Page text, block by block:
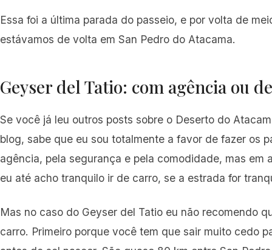
Essa foi a última parada do passeio, e por volta de
estávamos de volta em San Pedro do Atacama.
Geyser del Tatio: com agência ou
Se você já leu outros posts sobre o Deserto do
blog, sabe que eu sou totalmente a favor de fazer os
agência, pela segurança e pela comodidade, mas em
eu até acho tranquilo ir de carro, se a estrada for
Mas no caso do Geyser del Tatio eu não recomendo
carro. Primeiro porque você tem que sair muito cedo